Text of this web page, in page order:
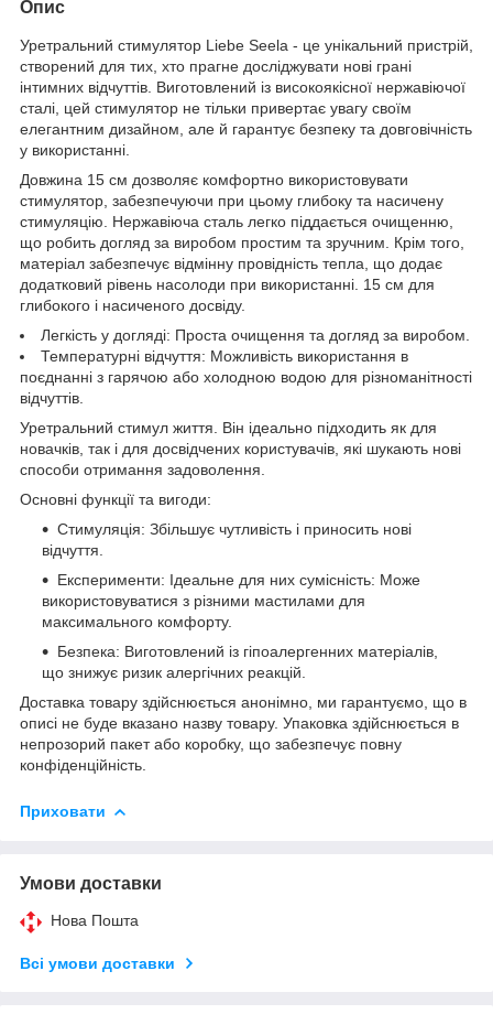
Опис
Уретральний стимулятор Liebe Seela - це унікальний пристрій,
створений для тих, хто прагне досліджувати нові грані
інтимних відчуттів. Виготовлений із високоякісної нержавіючої
сталі, цей стимулятор не тільки привертає увагу своїм
елегантним дизайном, але й гарантує безпеку та довговічність
у використанні.
Довжина 15 см дозволяє комфортно використовувати
стимулятор, забезпечуючи при цьому глибоку та насичену
стимуляцію. Нержавіюча сталь легко піддається очищенню,
що робить догляд за виробом простим та зручним. Крім того,
матеріал забезпечує відмінну провідність тепла, що додає
додатковий рівень насолоди при використанні. 15 см для
глибокого і насиченого досвіду.
Легкість у догляді: Проста очищення та догляд за виробом.
Температурні відчуття: Можливість використання в
поєднанні з гарячою або холодною водою для різноманітності
відчуттів.
Уретральний стимул життя. Він ідеально підходить як для
новачків, так і для досвідчених користувачів, які шукають нові
способи отримання задоволення.
Основні функції та вигоди:
Стимуляція: Збільшує чутливість і приносить нові
відчуття.
Експерименти: Ідеальне для них сумісність: Може
використовуватися з різними мастилами для
максимального комфорту.
Безпека: Виготовлений із гіпоалергенних матеріалів,
що знижує ризик алергічних реакцій.
Доставка товару здійснюється анонімно, ми гарантуємо, що в
описі не буде вказано назву товару. Упаковка здійснюється в
непрозорий пакет або коробку, що забезпечує повну
конфіденційність.
Приховати
Умови доставки
Нова Пошта
Всі умови доставки